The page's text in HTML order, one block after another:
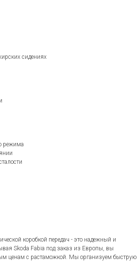
сидениях
режима
коробкой передач - это надежный и
Skoda Fabia под заказ из Европы, вы
ценам с растаможкой. Мы организуем быструю